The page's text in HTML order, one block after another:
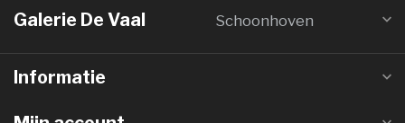
Galerie De Vaal Schoonhoven
Informatie